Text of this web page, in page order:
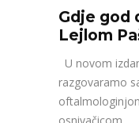
Gdje god
Lejlom
U novom
razgovaramo